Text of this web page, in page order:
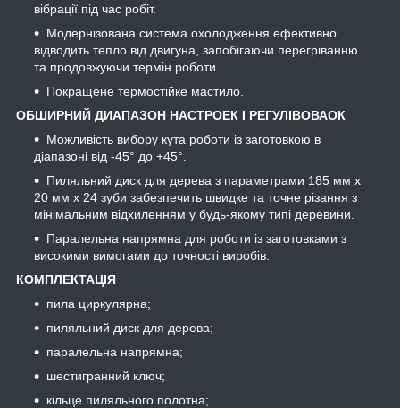
вібрації під час робіт.
Модернізована система охолодження ефективно
відводить тепло від двигуна, запобігаючи перегріванню
та продовжуючи термін роботи.
Покращене термостійке мастило.
ОБШИРНИЙ ДИАПАЗОН НАСТРОЕК І РЕГУЛІВОВАОК
Можливість вибору кута роботи із заготовкою в
діапазоні від -45° до +45°.
Пиляльний диск для дерева з параметрами 185 мм х
20 мм х 24 зуби забезпечить швидке та точне різання з
мінімальним відхиленням у будь-якому типі деревини.
Паралельна напрямна для роботи із заготовками з
високими вимогами до точності виробів.
КОМПЛЕКТАЦІЯ
пила циркулярна;
пиляльний диск для дерева;
паралельна напрямна;
шестигранний ключ;
кільце пиляльного полотна;